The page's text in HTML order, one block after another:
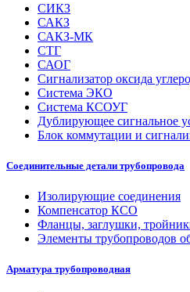
СИКЗ
САКЗ
САКЗ-МК
СТГ
САОГ
Сигнализатор оксида
Система ЭКО
Система КСОУГ
Дублирующее сигнальное
Блок коммутации и
Соединительные детали трубопровода
Изолирующие соединения
Компенсатор КСО
Фланцы, заглушки,
Элементы трубопроводов
Арматура трубопроводная